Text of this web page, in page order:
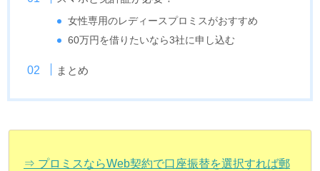
女性専用のレディースプロミスがおすすめ
60万円を借りたいなら3社に申し込む
まとめ
⇒ プロミスならWeb契約で口座振替を選択すれば郵